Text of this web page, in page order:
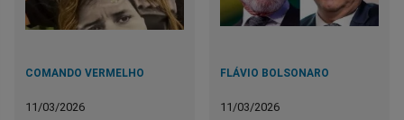
COMANDO VERMELHO
11/03/2026
FLÁVIO BOLSONARO
11/03/2026